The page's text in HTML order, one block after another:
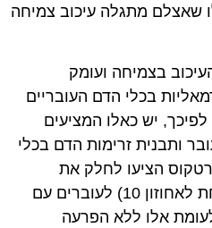
שאצלם מתגלה עיכוב צמיחה
בצמיחה ועומק
בכלי הדם העובריים
לפיכך, יש כאלו המציעים
ותבנית זרימות הדם בכלי
הציעו לחלק את
העוברים הקטנים (אלו מתחת לאחוזון 10) לעוברים עם
אלו ללא הפרעה